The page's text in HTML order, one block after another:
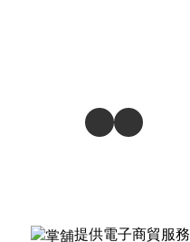
提供電子商貿服務